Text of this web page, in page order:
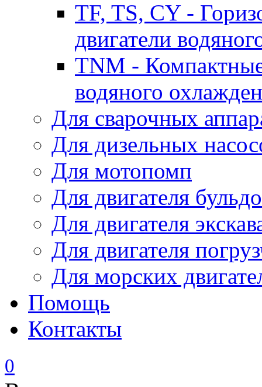
TF, TS, CY -
двигатели
TNM -
водяного
Для сварочных
Для дизельных
Для мотопомп
Для двигателя
Для двигателя
Для двигателя
Для морских
Помощь
Контакты
0